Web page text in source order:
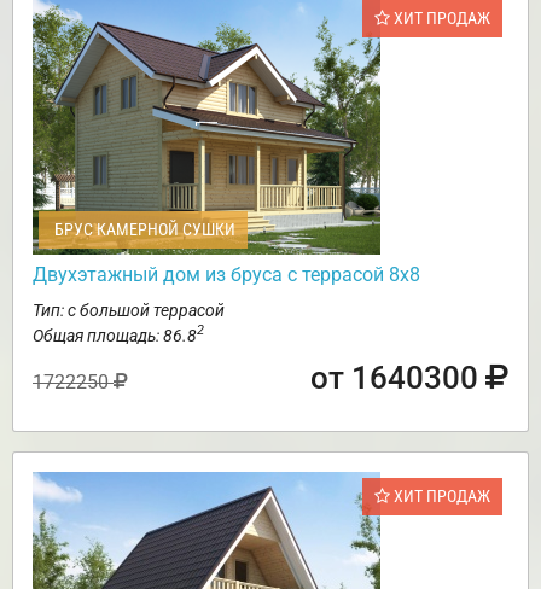
ХИТ ПРОДАЖ
БРУС КАМЕРНОЙ СУШКИ
Двухэтажный дом из бруса с террасой 8х8
Тип: с большой террасой
Общая площадь: 86.82
1722250 от 1640300
ХИТ ПРОДАЖ